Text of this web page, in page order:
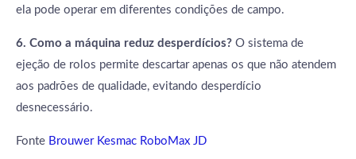
ela pode operar em diferentes condições de campo.
6. Como a máquina reduz desperdícios? O sistema de
ejeção de rolos permite descartar apenas os que não atendem
aos padrões de qualidade, evitando desperdício
desnecessário.
Fonte Brouwer Kesmac RoboMax JD